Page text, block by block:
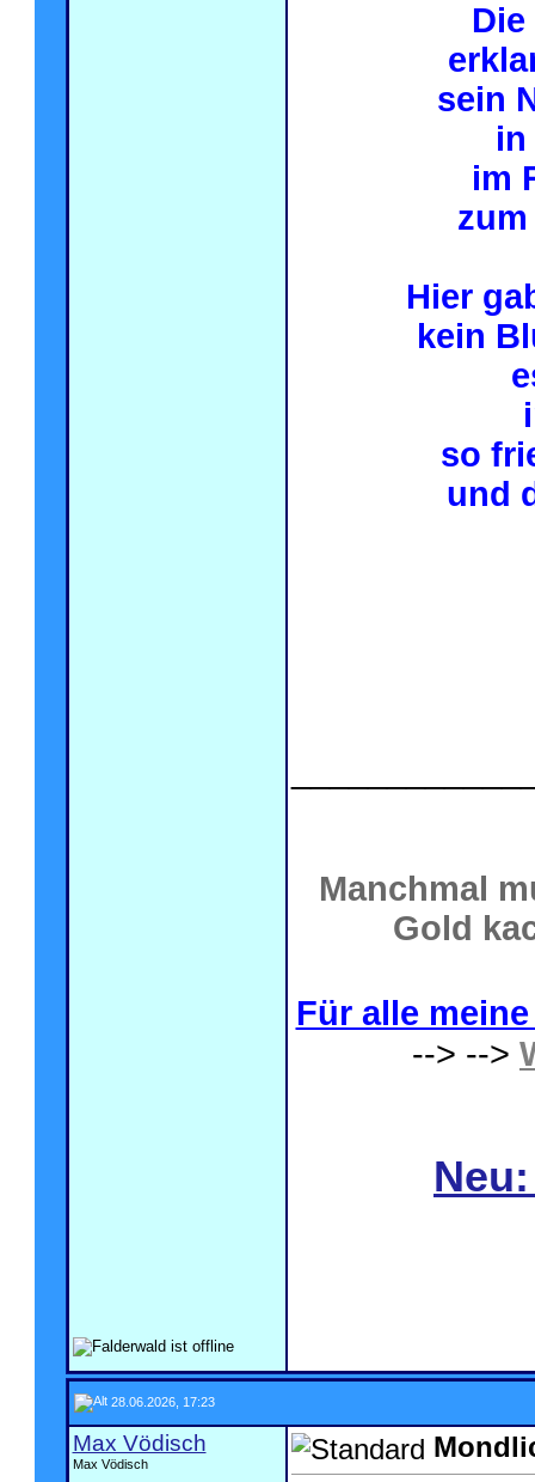
sein
in
im
Hier
kein
so
und
Manchmal
Gold
Für alle
--> -->
28.06.2026, 17:23
Max Vödisch
Max Vödisch